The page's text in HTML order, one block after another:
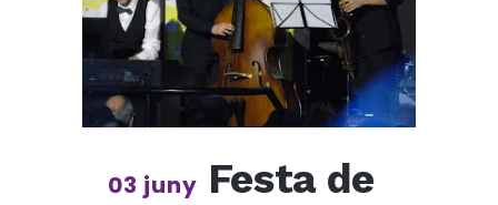
03 juny Festa de